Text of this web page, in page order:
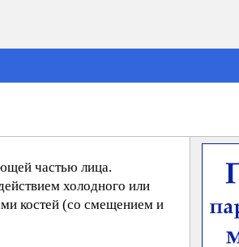
частью лица.
холодного или
костей (со смещением и